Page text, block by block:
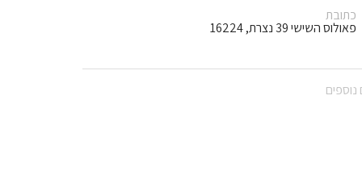
כתובת
פאולוס השישי 39 נצרת, 16224